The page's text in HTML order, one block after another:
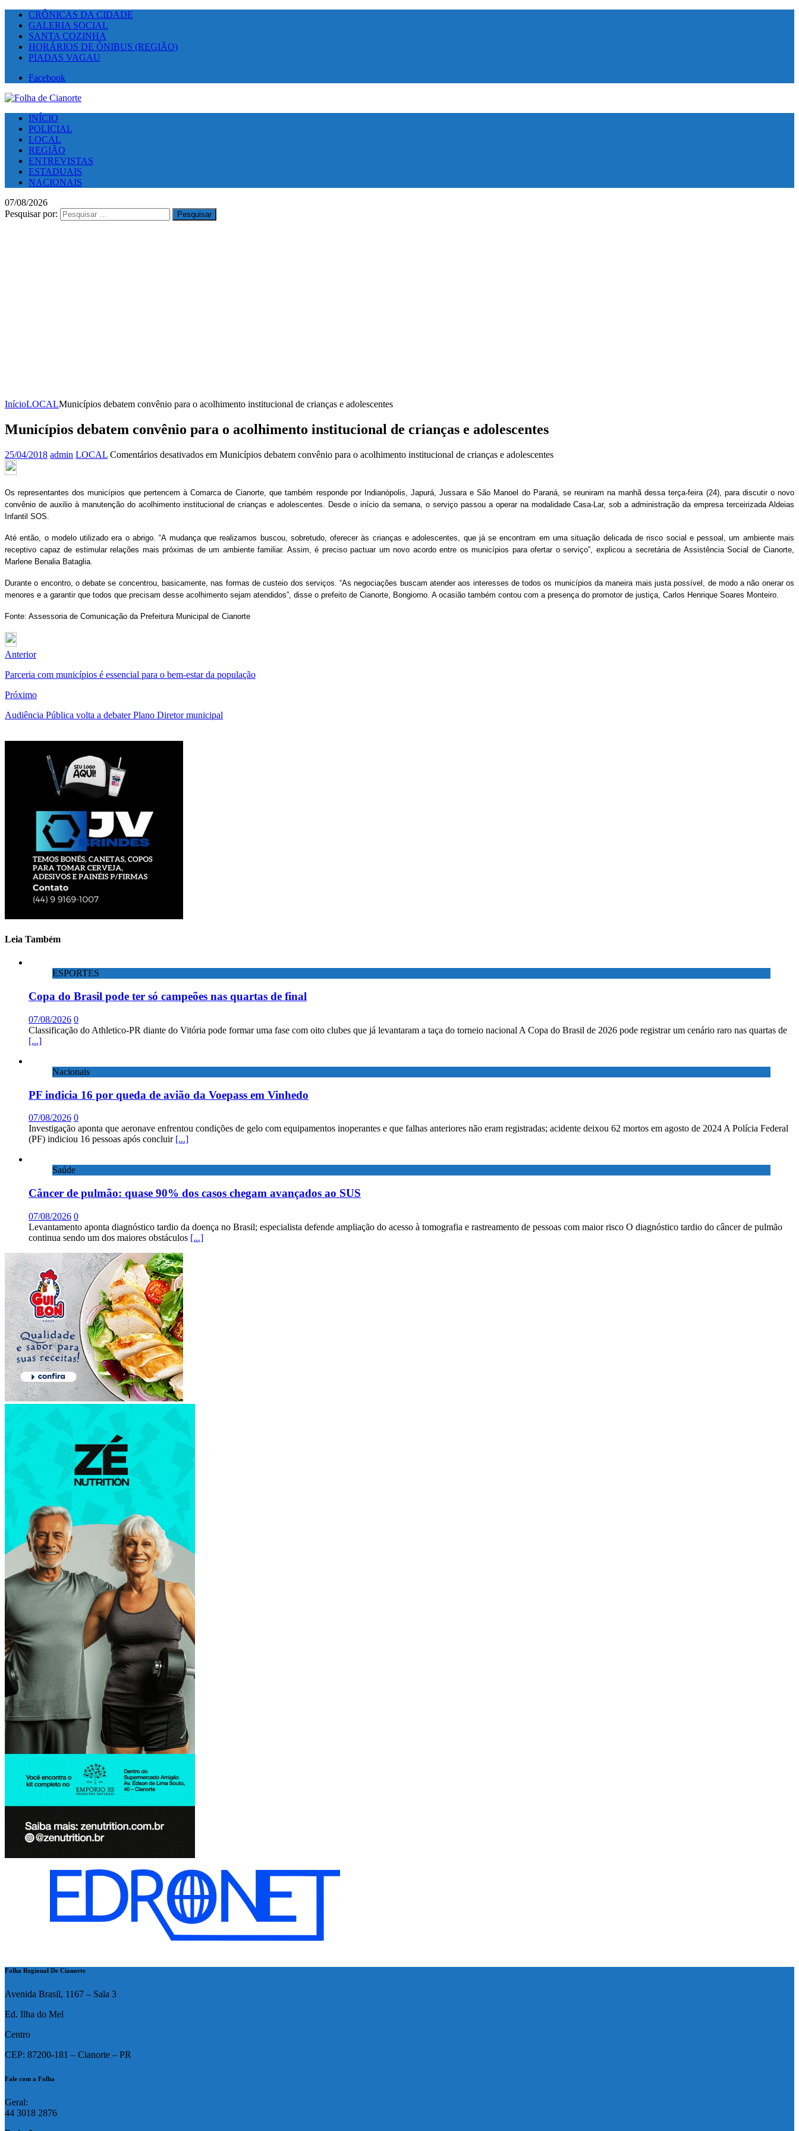
CRÔNICAS DA CIDADE
GALERIA SOCIAL
SANTA COZINHA
HORÁRIOS DE ÔNIBUS (REGIÃO)
PIADAS VAGAU
Facebook
INÍCIO
POLICIAL
LOCAL
REGIÃO
ENTREVISTAS
ESTADUAIS
NACIONAIS
07/08/2026
Pesquisar por:
InícioLOCALMunicípios debatem convênio para o acolhimento institucional de crianças e adolescentes
Municípios debatem convênio para o acolhimento institucional de crianças e adolescentes
25/04/2018 admin LOCAL Comentários desativados em Municípios debatem convênio para o acolhimento institucional de crianças e adolescentes
Os representantes dos municípios que pertencem à Comarca de Cianorte, que também responde por Indianópolis, Japurá, Jussara e São Manoel do Paraná, se reuniram na manhã dessa terça-feira (24), para discutir o novo
convênio de auxilio à manutenção do acolhimento institucional de crianças e adolescentes. Desde o início da semana, o serviço passou a operar na modalidade Casa-Lar, sob a administração da empresa terceirizada Aldeias
Infantil SOS.
Até então, o modelo utilizado era o abrigo. “A mudança que realizamos buscou, sobretudo, oferecer às crianças e adolescentes, que já se encontram em uma situação delicada de risco social e pessoal, um ambiente mais
receptivo capaz de estimular relações mais próximas de um ambiente familiar. Assim, é preciso pactuar um novo acordo entre os municípios para ofertar o serviço”, explicou a secretária de Assistência Social de Cianorte,
Marlene Benalia Bataglia.
Durante o encontro, o debate se concentrou, basicamente, nas formas de custeio dos serviços. “As negociações buscam atender aos interesses de todos os municípios da maneira mais justa possível, de modo a não onerar os
menores e a garantir que todos que precisam desse acolhimento sejam atendidos”, disse o prefeito de Cianorte, Bongiorno. A ocasião também contou com a presença do promotor de justiça, Carlos Henrique Soares Monteiro.
Fonte: Assessoria de Comunicação da Prefeitura Municipal de Cianorte
Anterior
Parceria com municípios é essencial para o bem-estar da população
Próximo
Audiência Pública volta a debater Plano Diretor municipal
Leia Também
ESPORTES
Copa do Brasil pode ter só campeões nas quartas de final
07/08/2026 0
Classificação do Athletico-PR diante do Vitória pode formar uma fase com oito clubes que já levantaram a taça do torneio nacional A Copa do Brasil de 2026 pode registrar um cenário raro nas quartas de
[...]
Nacionais
PF indicia 16 por queda de avião da Voepass em Vinhedo
07/08/2026 0
Investigação aponta que aeronave enfrentou condições de gelo com equipamentos inoperantes e que falhas anteriores não eram registradas; acidente deixou 62 mortos em agosto de 2024 A Polícia Federal
(PF) indiciou 16 pessoas após concluir [...]
Saúde
Câncer de pulmão: quase 90% dos casos chegam avançados ao SUS
07/08/2026 0
Levantamento aponta diagnóstico tardio da doença no Brasil; especialista defende ampliação do acesso à tomografia e rastreamento de pessoas com maior risco O diagnóstico tardio do câncer de pulmão
continua sendo um dos maiores obstáculos [...]
Folha Regional De Cianorte
Avenida Brasil, 1167 – Sala 3
Ed. Ilha do Mel
Centro
CEP: 87200-181 – Cianorte – PR
Fale com a Folha
Geral:
44 3018 2876